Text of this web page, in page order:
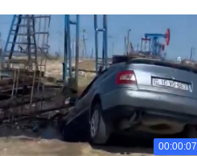
00:00:07